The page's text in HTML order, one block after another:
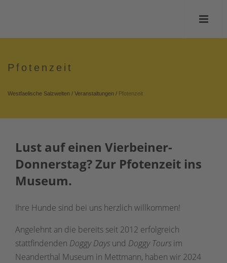
Pfotenzeit
Westfaelische Salzwelten / Veranstaltungen / Pfotenzeit
Lust auf einen Vierbeiner-
Donnerstag? Zur Pfotenzeit ins
Museum.
Ihre Hunde sind bei uns herzlich willkommen!
Angelehnt an die bereits seit 2012 erfolgreich
stattfindenden Doggy Days und Doggy Tours im
Neanderthal Museum in Mettmann, haben wir 2024